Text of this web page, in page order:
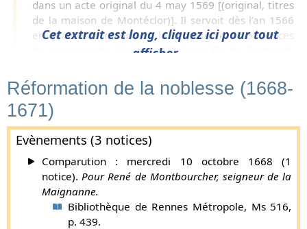
dans un acte original du 4 may 1569 [(original, titres
de la maison de Montéclor)]. Il servoit dès l’an 1566
en qualité de guidon de la compagnie de 50 lances
du seigneur de Chavigny. [Il étoit fils de Bertrand,
armes
d’or à 3 marmittes de gueules posées 2 et 1.]
René de Montbourcher épousa Renée de Montecler.
René de Montbourcher, seigneur du Bordage, de
Saint-Gilles, de Saint-Amadour, du Pinel, du Bois-de-
Chambelle et de la Corbière, capitaine de 50
hommes d’armes des ordonnances du roy, et
gouverneur de Vitré, est qualifié
du roy dans deux actes des 9 et 14 mars 1603
[(original, titres de messieurs de Servaude de la
Cet extrait est long, cliquez ici pour tout
afficher...
Réformation de la noblesse (1668-
1671)
Evènements (3 notices)
Comparution : mercredi 10 octobre 1668 (1
notice). Pour René de Montbourcher, seigneur de la
Maignanne.
Bibliothèque de Rennes Métropole, Ms 516,
p. 439.